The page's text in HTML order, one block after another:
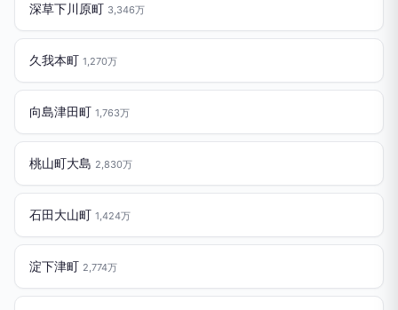
深草下川原町 3,346万
久我本町 1,270万
向島津田町 1,763万
桃山町大島 2,830万
石田大山町 1,424万
淀下津町 2,774万